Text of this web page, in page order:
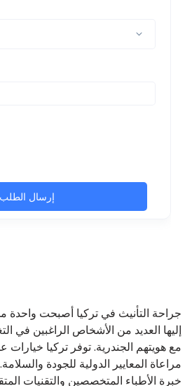
جراحة التأنيث في تركيا أصبحت واحدة
إليها العديد من الأشخاص الراغبين في
مع هويتهم الجندرية. توفر تركيا خيارات
مراعاة المعايير الدولية للجودة
خبرة الأطباء المتخصصين والتقنيات